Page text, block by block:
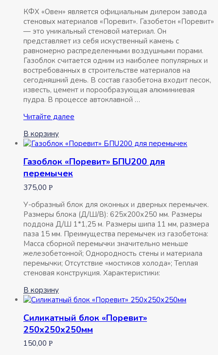
КФХ «Овен» является официальным дилером завода
стеновых материалов «Поревит». Газобетон «Поревит»
— это уникальный стеновой материал. Он
представляет из себя искуственный камень с
равномерно распределенными воздушными порами.
Газоблок считается одним из наиболее популярных и
востребованных в строительстве материалов на
сегодняшний день. В состав газобетона входит песок,
известь, цемент и порообразующая алюминиевая
пудра. В процессе автоклавной …
Газоблок
БП200
Читайте далее
В корзину
Газоблок «Поревит» БПU200 для
перемычек
375,00 Р
У-образный блок для оконных и дверных перемычек.
Размеры блока (Д/Ш/В): 625х200х250 мм. Размеры
поддона Д/Ш 1*1,25 м. Размеры шипа 11 мм, размера
паза 15 мм. Преимущества перемычек из газобетона:
Масса сборной перемычки значительно меньше
железобетонной; Однородность стены и материала
перемычки; Отсутствие «мостиков холода»; Теплая
стеновая конструкция. Характеристики:
В корзину
Силикатный блок «Поревит»
250х250х250мм
150,00 Р